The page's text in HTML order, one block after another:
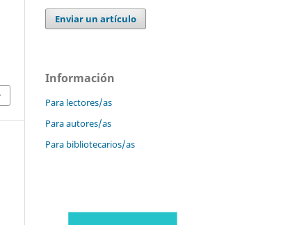
Enviar un artículo
Información
Para lectores/as
Para autores/as
Para bibliotecarios/as